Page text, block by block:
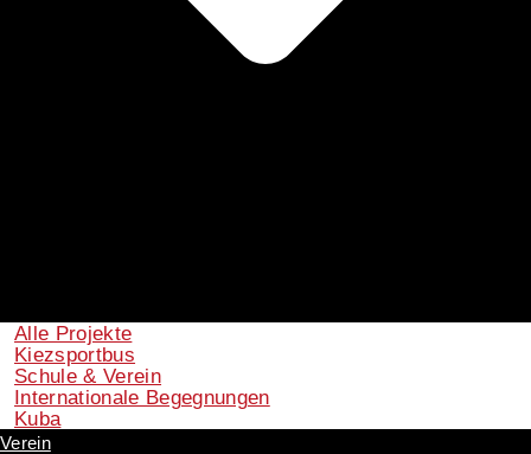
Alle Projekte
Kiezsportbus
Schule & Verein
Internationale Begegnungen
Kuba
Verein